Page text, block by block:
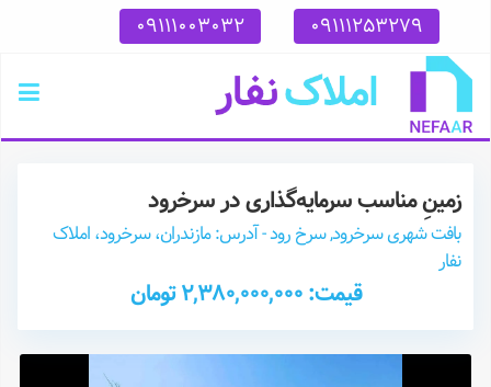
09111253279
09111003032
زمینِ مناسب سرمایه‌گذاری در سرخرود
بافت شهری سرخرود, سرخ رود - آدرس: مازندران، سرخرود، املاک
نفار
قیمت: 2,380,000,000 تومان